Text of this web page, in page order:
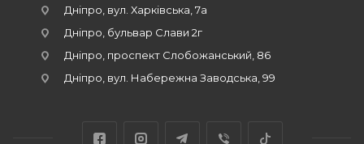
Дніпро, вул. Харківська, 7а
Дніпро, бульвар Слави 2г
Дніпро, проспект Слобожанський, 86
Дніпро, вул. Набережна Заводська, 99